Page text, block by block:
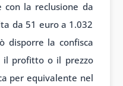
la reclusione da
da 51 euro a 1.032
disporre la confisca
il profitto o il prezzo
per equivalente nel